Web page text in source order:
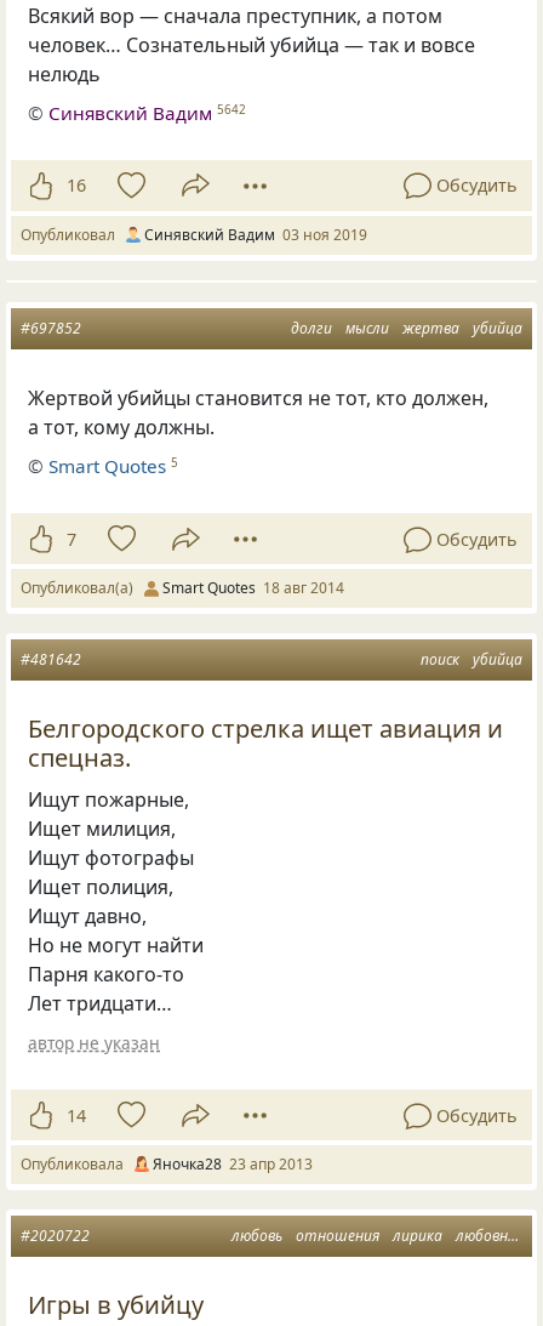
Всякий вор — сначала преступник, а потом
человек… Сознательный убийца — так и вовсе
нелюдь
© Синявский Вадим 5642
16 Обсудить
Опубликовал Синявский Вадим 03 ноя 2019
долги мысли жертва убийца
#697852
Жертвой убийцы становится не тот, кто должен,
а тот, кому должны.
©Smart Quotes 5
7 Обсудить
Опубликовал(а) Smart Quotes 18 авг 2014
поиск убийца
#481642
Белгородского стрелка ищет авиация и
спецназ.
Ищут пожарные,
Ищет милиция,
Ищут фотографы
Ищет полиция,
Ищут давно,
Но не могут найти
Парня какого-то
Лет тридцати…
автор не указан
14 Обсудить
Опубликовала Яночка28 23 апр 2013
любовь отношения лирика любовная лирика
#2020722
Игры в убийцу